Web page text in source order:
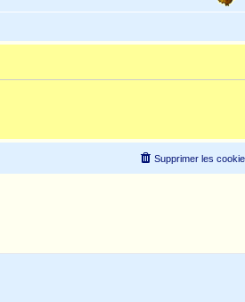
Supprimer les